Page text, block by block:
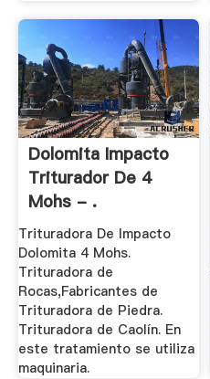
Dolomita Impacto
Triturador De 4
Mohs - .
Trituradora De Impacto
Dolomita 4 Mohs.
Trituradora de
Rocas,Fabricantes de
Trituradora de Piedra.
Trituradora de Caolín. En
este tratamiento se utiliza
maquinaria.